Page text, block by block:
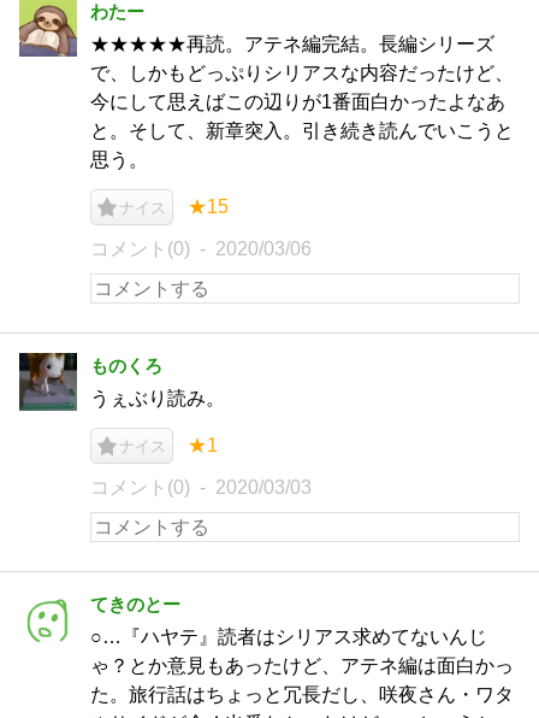
わたー
★★★★★再読。アテネ編完結。長編シリーズ
で、しかもどっぷりシリアスな内容だったけど、
今にして思えばこの辺りが1番面白かったよなあ
と。そして、新章突入。引き続き読んでいこうと
思う。
ナイス ★15
コメント(0) 2020/03/06
ものくろ
うぇぶり読み。
ナイス ★1
コメント(0) 2020/03/03
てきのとー
○…『ハヤテ』読者はシリアス求めてないんじ
ゃ？とか意見もあったけど、アテネ編は面白かっ
た。旅行話はちょっと冗長だし、咲夜さん・ワタ